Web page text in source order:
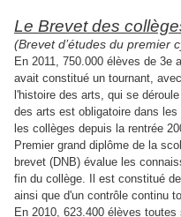
Le Brevet des
(Brevet d’études du premier
En 2011, 750.000 élèves de 3e
avait constitué un tournant,
l'histoire des arts, qui se
des arts est obligatoire dans
les collèges depuis la rentrée
Premier grand diplôme de la
brevet (DNB) évalue les
fin du collège. Il est constitué
ainsi que d'un contrôle continu
En 2010, 623.400 élèves